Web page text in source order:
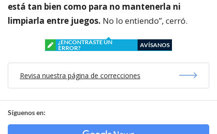
está tan bien como para no mantenerla ni
limpiarla entre juegos. No lo entiendo”, cerró.
¿ENCONTRASTE UN
ERROR?
AVÍSANOS
Revisa nuestra página de correcciones
Síguenos en: